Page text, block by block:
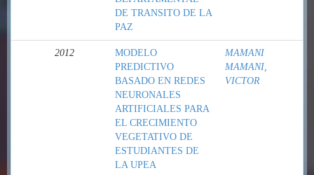
DE TRANSITO DE LA
PAZ
2012
MODELO
PREDICTIVO
BASADO EN REDES
NEURONALES
ARTIFICIALES PARA
EL CRECIMIENTO
VEGETATIVO DE
ESTUDIANTES DE
LA UPEA
MAMANI
MAMANI,
VICTOR